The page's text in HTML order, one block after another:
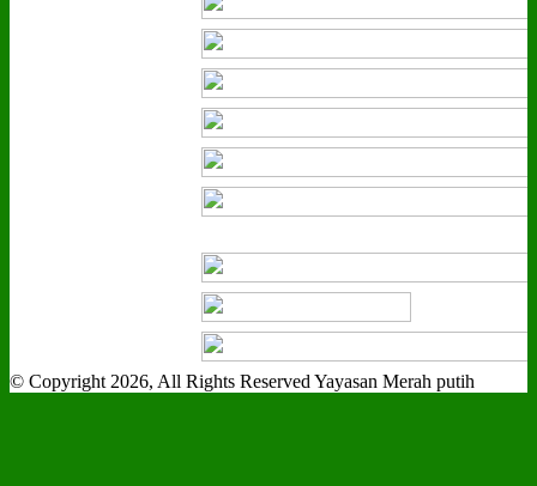
© Copyright 2026, All Rights Reserved Yayasan Merah putih